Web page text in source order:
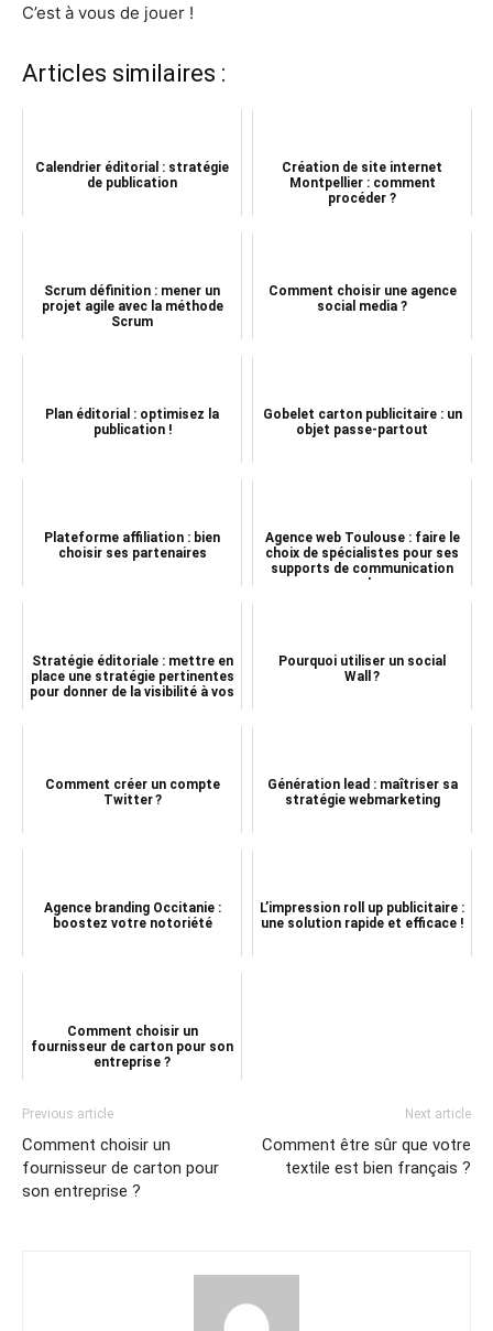
C’est à vous de jouer !
Articles similaires :
Calendrier éditorial : stratégie
de publication
Création de site internet
Montpellier : comment
procéder ?
Scrum définition : mener un
projet agile avec la méthode
Scrum
Comment choisir une agence
social media ?
Plan éditorial : optimisez la
publication !
Gobelet carton publicitaire : un
objet passe-partout
Plateforme affiliation : bien
choisir ses partenaires
Agence web Toulouse : faire le
choix de spécialistes pour ses
supports de communication
web
Stratégie éditoriale : mettre en
place une stratégie pertinentes
pour donner de la visibilité à vos
Pourquoi utiliser un social
Wall ?
Comment créer un compte
Twitter ?
Génération lead : maîtriser sa
stratégie webmarketing
Agence branding Occitanie :
boostez votre notoriété
L’impression roll up publicitaire :
une solution rapide et efficace !
Comment choisir un
fournisseur de carton pour son
entreprise ?
Previous article
Comment choisir un
fournisseur de carton pour
son entreprise ?
Next article
Comment être sûr que votre
textile est bien français ?